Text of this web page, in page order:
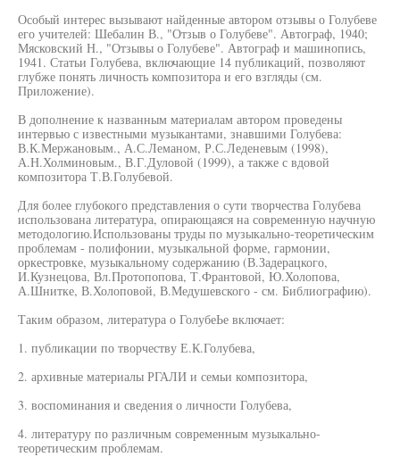
Особый интерес вызывают найденные автором отзывы о Голубеве
его учителей: Шебалин В., "Отзыв о Голубеве". Автограф, 1940;
Мясковский Н., "Отзывы о Голубеве". Автограф и машинопись,
1941. Статьи Голубева, включающие 14 публикаций, позволяют
глубже понять личность композитора и его взгляды (см.
Приложение).
В дополнение к названным материалам автором проведены
интервью с известными музыкантами, знавшими Голубева:
В.К.Мержановым., А.С.Леманом, Р.С.Леденевым (1998),
А.Н.Холминовым., В.Г.Дуловой (1999), а также с вдовой
композитора Т.В.Голубевой.
Для более глубокого представления о сути творчества Голубева
использована литература, опирающаяся на современную научную
методологию.Использованы труды по музыкально-теоретическим
проблемам - полифонии, музыкальной форме, гармонии,
оркестровке, музыкальному содержанию (В.Задерацкого,
И.Кузнецова, Вл.Протопопова, Т.Франтовой, Ю.Холопова,
А.Шнитке, В.Холоповой, В.Медушевского - см. Библиографию).
Таким образом, литература о ГолубеЬе включает:
1. публикации по творчеству Е.К.Голубева,
2. архивные материалы РГАЛИ и семьи композитора,
3. воспоминания и сведения о личности Голубева,
4. литературу по различным современным музыкально-
теоретическим проблемам.